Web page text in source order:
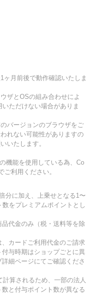
月前後で動作確認いたしま
ザとOSの組み合わせによ
ただけない場合がありま
バージョンのブラウザをご
れない可能性がありますの
いたします。
機能を使用している為、Co
利用ください。
分に加え、上乗せとなる1〜
をプレミアムポイントとし
代金のみ（税・送料等を除
カードご利用代金のご請求
与時期はショップごとに異
細ページにてご確認くださ
算されるため、一部の法人
と付与ポイント数が異なる